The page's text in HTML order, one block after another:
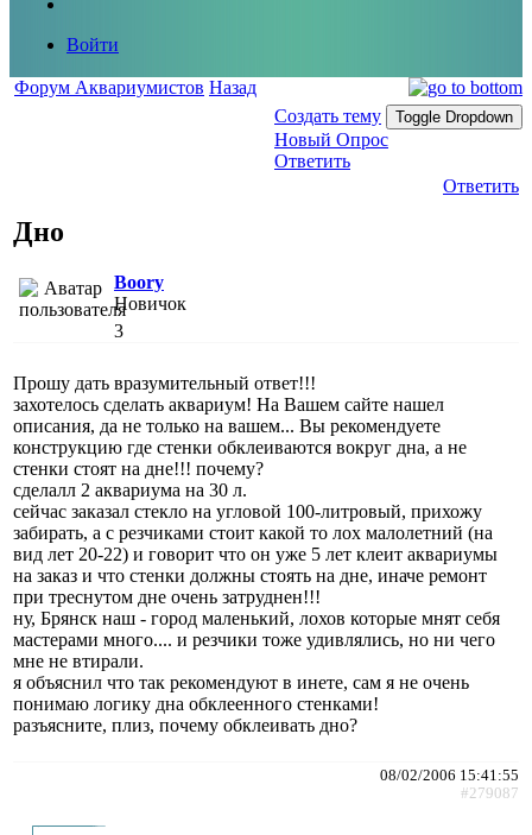
Войти
Форум Аквариумистов Назад
Создать тему
Toggle Dropdown
Новый Опрос
Ответить
Ответить
Дно
Boory
Новичок
3
Прошу дать вразумительный ответ!!!
захотелось сделать аквариум! На Вашем сайте нашел
описания, да не только на вашем... Вы рекомендуете
конструкцию где стенки обклеиваются вокруг дна, а не
стенки стоят на дне!!! почему?
сделалл 2 аквариума на 30 л.
сейчас заказал стекло на угловой 100-литровый, прихожу
забирать, а с резчиками стоит какой то лох малолетний (на
вид лет 20-22) и говорит что он уже 5 лет клеит аквариумы
на заказ и что стенки должны стоять на дне, иначе ремонт
при треснутом дне очень затруднен!!!
ну, Брянск наш - город маленький, лохов которые мнят себя
мастерами много.... и резчики тоже удивлялись, но ни чего
мне не втирали.
я объяснил что так рекомендуют в инете, сам я не очень
понимаю логику дна обклеенного стенками!
разъясните, плиз, почему обклеивать дно?
08/02/2006 15:41:55
#279087